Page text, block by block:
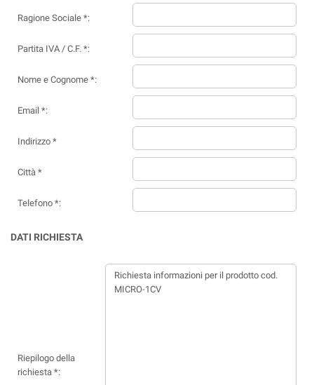
Ragione Sociale *:
Partita IVA / C.F. *:
Nome e Cognome *:
Email *:
Indirizzo *
Città *
Telefono *:
DATI RICHIESTA
Riepilogo della
richiesta *: